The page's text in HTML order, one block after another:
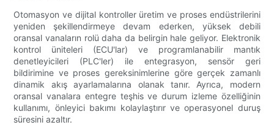
Otomasyon ve dijital kontroller üretim ve proses endüstrilerini
yeniden şekillendirmeye devam ederken, yüksek debili
oransal vanaların rolü daha da belirgin hale geliyor. Elektronik
kontrol üniteleri (ECU'lar) ve programlanabilir mantık
denetleyicileri (PLC'ler) ile entegrasyon, sensör geri
bildirimine ve proses gereksinimlerine göre gerçek zamanlı
dinamik akış ayarlamalarına olanak tanır. Ayrıca, modern
oransal vanalara entegre teşhis ve durum izleme özelliğinin
kullanımı, önleyici bakımı kolaylaştırır ve operasyonel duruş
süresini azaltır.